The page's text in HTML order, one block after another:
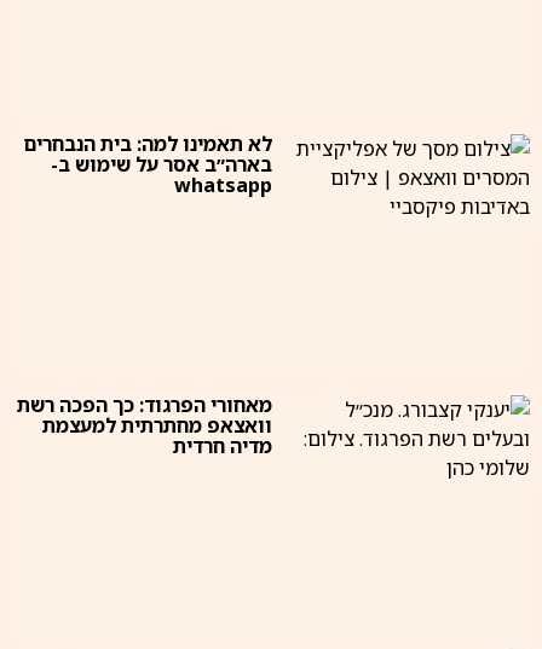
לא תאמינו למה: בית הנבחרים
בארה״ב אסר על שימוש ב-
whatsapp
מאחורי הפרגוד: כך הפכה רשת
וואצאפ מחתרתית למעצמת
מדיה חרדית